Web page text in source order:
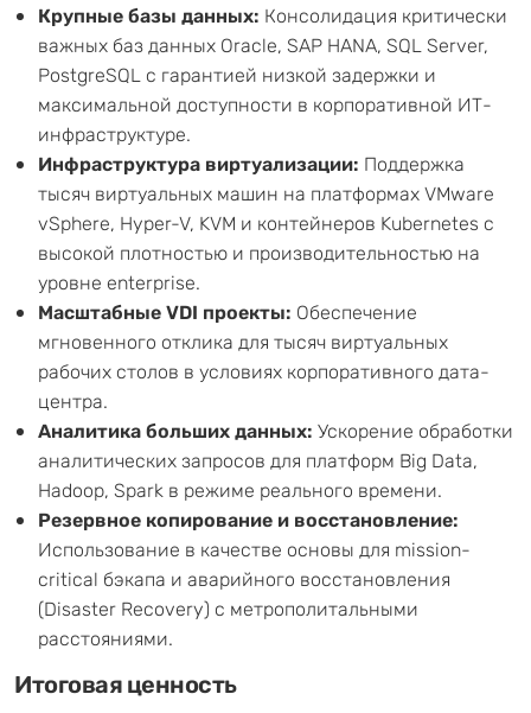
Крупные базы данных: Консолидация критически
важных баз данных Oracle, SAP HANA, SQL Server,
PostgreSQL с гарантией низкой задержки и
максимальной доступности в корпоративной ИТ-
инфраструктуре.
Инфраструктура виртуализации: Поддержка
тысяч виртуальных машин на платформах VMware
vSphere, Hyper-V, KVM и контейнеров Kubernetes с
высокой плотностью и производительностью на
уровне enterprise.
Масштабные VDI проекты: Обеспечение
мгновенного отклика для тысяч виртуальных
рабочих столов в условиях корпоративного дата-
центра.
Аналитика больших данных: Ускорение обработки
аналитических запросов для платформ Big Data,
Hadoop, Spark в режиме реального времени.
Резервное копирование и восстановление:
Использование в качестве основы для mission-
critical бэкапа и аварийного восстановления
(Disaster Recovery) с метрополитальными
расстояниями.
Итоговая ценность